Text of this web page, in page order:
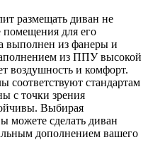
размещать диван не
помещения для его
выполнен из фанеры и
из ППУ высокой
воздушность и комфорт.
соответствуют стандартам
с точки зрения
Выбирая
можете сделать диван
дополнением вашего